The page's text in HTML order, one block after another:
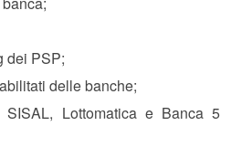
dei PSP;
delle banche;
SISAL, Lottomatica e Banca 5